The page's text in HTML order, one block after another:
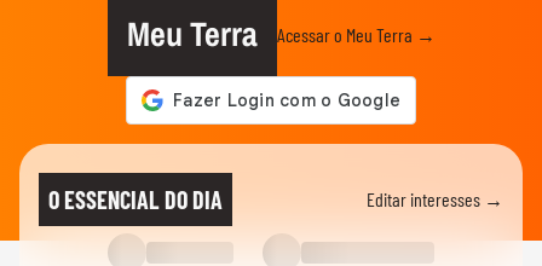
Meu Terra Acessar o Meu Terra →
O ESSENCIAL DO DIA Editar interesses →